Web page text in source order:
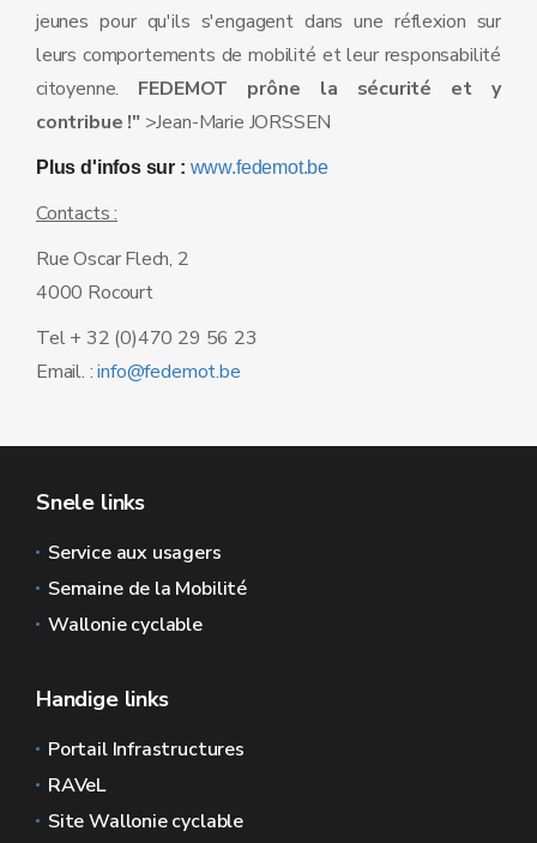
jeunes pour qu'ils s'engagent dans une réflexion sur
leurs comportements de mobilité et leur responsabilité
citoyenne. FEDEMOT prône la sécurité et y
contribue !">Jean-Marie JORSSEN
Plus d'infos sur : www.fedemot.be
Contacts :
Rue Oscar Flech, 2
4000 Rocourt
Tel + 32 (0)470 29 56 23
Email. :info@fedemot.be
Snele links
Service aux usagers
Semaine de la Mobilité
Wallonie cyclable
Handige links
Portail Infrastructures
RAVeL
Site Wallonie cyclable